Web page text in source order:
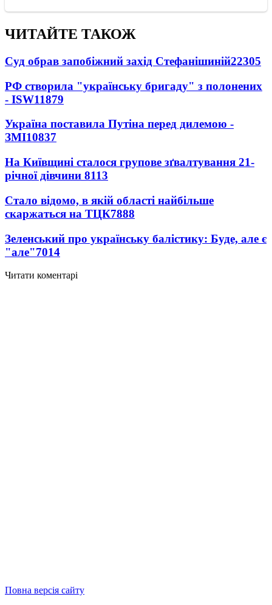
ЧИТАЙТЕ ТАКОЖ
Суд обрав запобіжний захід Стефанішиній22305
РФ створила "українську бригаду" з полонених
- ISW11879
Україна поставила Путіна перед дилемою -
ЗМІ10837
На Київщині сталося групове зґвалтування 21-
річної дівчини 8113
Стало відомо, в якій області найбільше
скаржаться на ТЦК7888
Зеленський про українську балістику: Буде, але є
"але"7014
Читати коментарі
Повна версія сайту